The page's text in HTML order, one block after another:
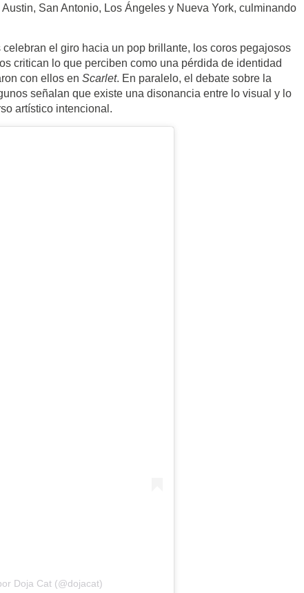
San Antonio, Los Ángeles y Nueva York, culminando
el giro hacia un pop brillante, los coros pegajosos
critican lo que perciben como una pérdida de identidad
con ellos en Scarlet. En paralelo, el debate sobre la
señalan que existe una disonancia entre lo visual y lo
artístico intencional.
Doja Cat (@dojacat)